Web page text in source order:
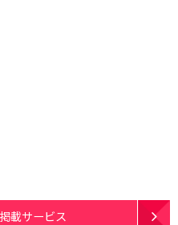
載サービス